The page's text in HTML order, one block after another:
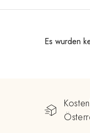
Es wurden